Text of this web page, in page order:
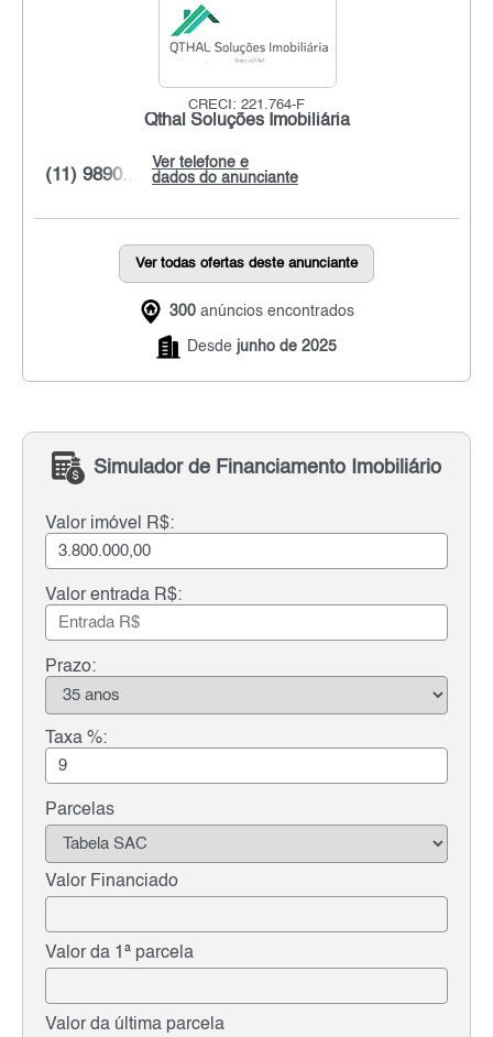
CRECI: 221.764-F
Qthal Soluções Imobiliária
Ver telefone e
dados do anunciante
(11) 9890...
Ver todas ofertas deste anunciante
300 anúncios encontrados
Desde junho de 2025
Simulador de Financiamento Imobiliário
Valor imóvel R$:
Valor entrada R$:
Prazo:
Taxa %:
Parcelas
Valor Financiado
Valor da 1ª parcela
Valor da última parcela